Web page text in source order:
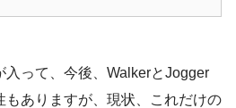
入って、今後、WalkerとJogger
もありますが、現状、これだけの